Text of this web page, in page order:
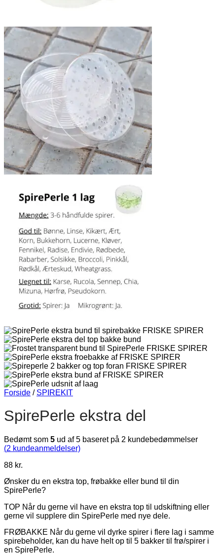
Forside / SPIREKIT
SpirePerle ekstra del
Bedømt som 5 ud af 5 baseret på 2 kundebedømmelser
(2 kundeanmeldelser)
88 kr.
Ønsker du en ekstra top, frøbakke eller bund til din
SpirePerle?
TOP Når du gerne vil have en ekstra top til udskiftning eller
gerne vil supplere din SpirePerle med nye dele.
FRØBAKKE Når du gerne vil dyrke spirer i flere lag i samme
spirebeholder, kan du have helt op til 5 bakker til frø/spirer i
en SpirePerle.